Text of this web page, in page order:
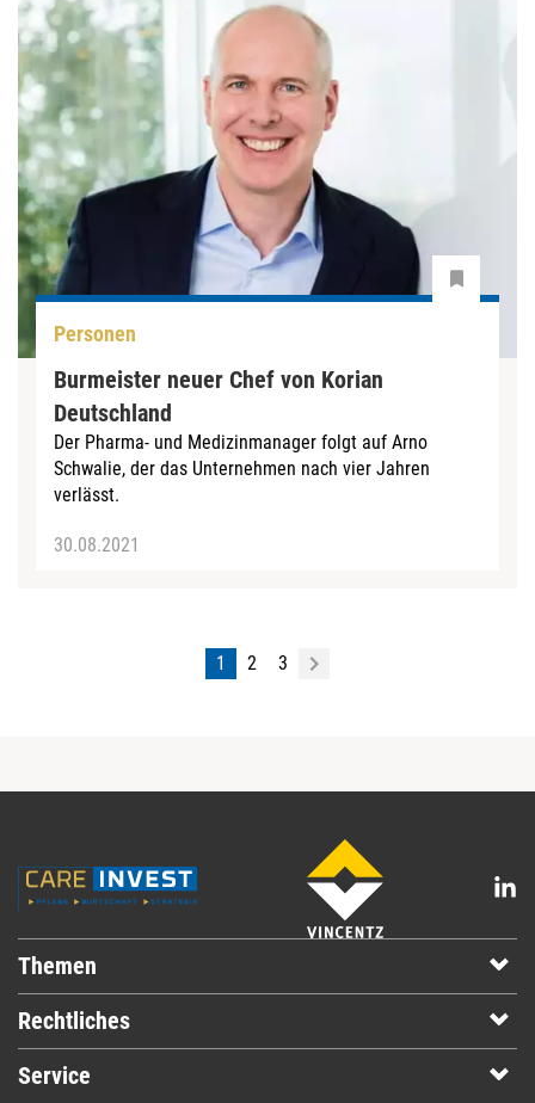
Personen
Burmeister neuer Chef von Korian
Deutschland
Der Pharma- und Medizinmanager folgt auf Arno
Schwalie, der das Unternehmen nach vier Jahren
verlässt.
30.08.2021
1 2 3
Themen
Rechtliches
Service